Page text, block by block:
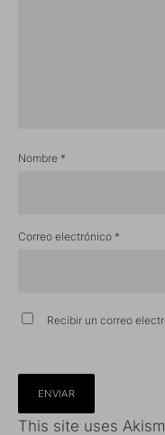
Nombre *
Correo electrónico *
Recibir un correo
This site uses